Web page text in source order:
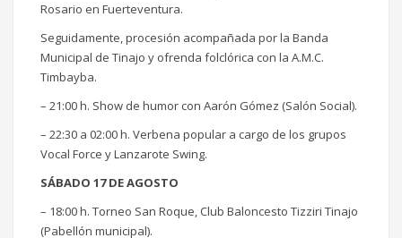
Rosario en Fuerteventura.
Seguidamente, procesión acompañada por la Banda
Municipal de Tinajo y ofrenda folclórica con la A.M.C.
Timbayba.
– 21:00 h. Show de humor con Aarón Gómez (Salón Social).
– 22:30 a 02:00 h. Verbena popular a cargo de los grupos
Vocal Force y Lanzarote Swing.
SÁBADO 17 DE AGOSTO
– 18:00 h. Torneo San Roque, Club Baloncesto Tizziri Tinajo
(Pabellón municipal).